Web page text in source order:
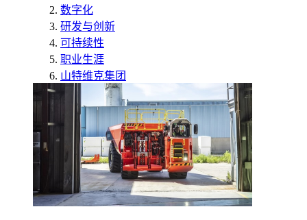
数字化
研发与创新
可持续性
职业生涯
山特维克集团